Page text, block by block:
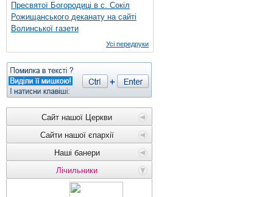
Пресвятої Богородиці в с. Сокіл
Рожищанського деканату на сайті
Волинської газети
Усі передруки
Сайт нашої Церкви
Сайти нашої єпархії
Наші банери
Лічильники